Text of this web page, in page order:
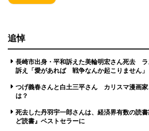
追悼
長崎市出身・平和訴えた美輪明宏さん死去 ラ
訴え「愛があれば 戦争なんか起こりません」
つげ義春さんと白土三平さん カリスマ漫画家
は？
死去した丹羽宇一郎さんは、経済界有数の読
ど読書』ベストセラーに